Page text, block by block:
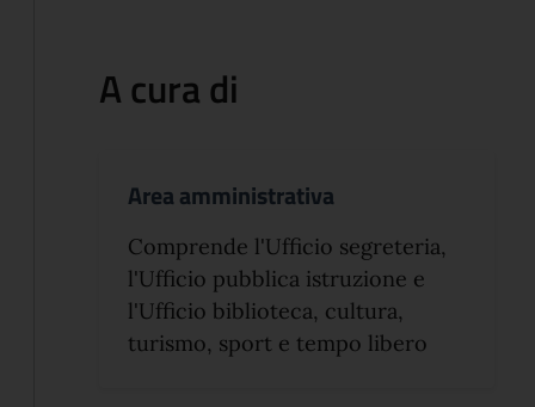
A cura di
Area amministrativa
Comprende l'Ufficio segreteria,
l'Ufficio pubblica istruzione e
l'Ufficio biblioteca, cultura,
turismo, sport e tempo libero